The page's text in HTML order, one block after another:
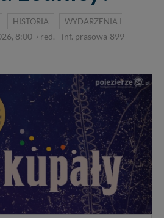
HISTORIA
WYDARZENIA I
8:00 › red. - inf. prasowa 899